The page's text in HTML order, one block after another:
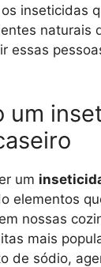
inseticidas
naturais
essas
um
um
elementos
nossas
mais
de sódio,